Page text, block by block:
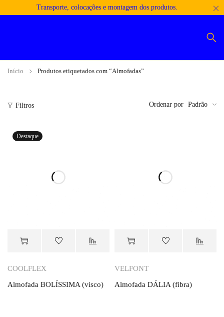
Transporte, colocações e montagem dos produtos.
Início Produtos etiquetados com “Almofadas”
Filtros Ordenar por Padrão
Destaque
COOLFLEX
Almofada BOLÍSSIMA (visco)
Orçamento
VELFONT
Almofada DÁLIA (fibra)
Orçamento